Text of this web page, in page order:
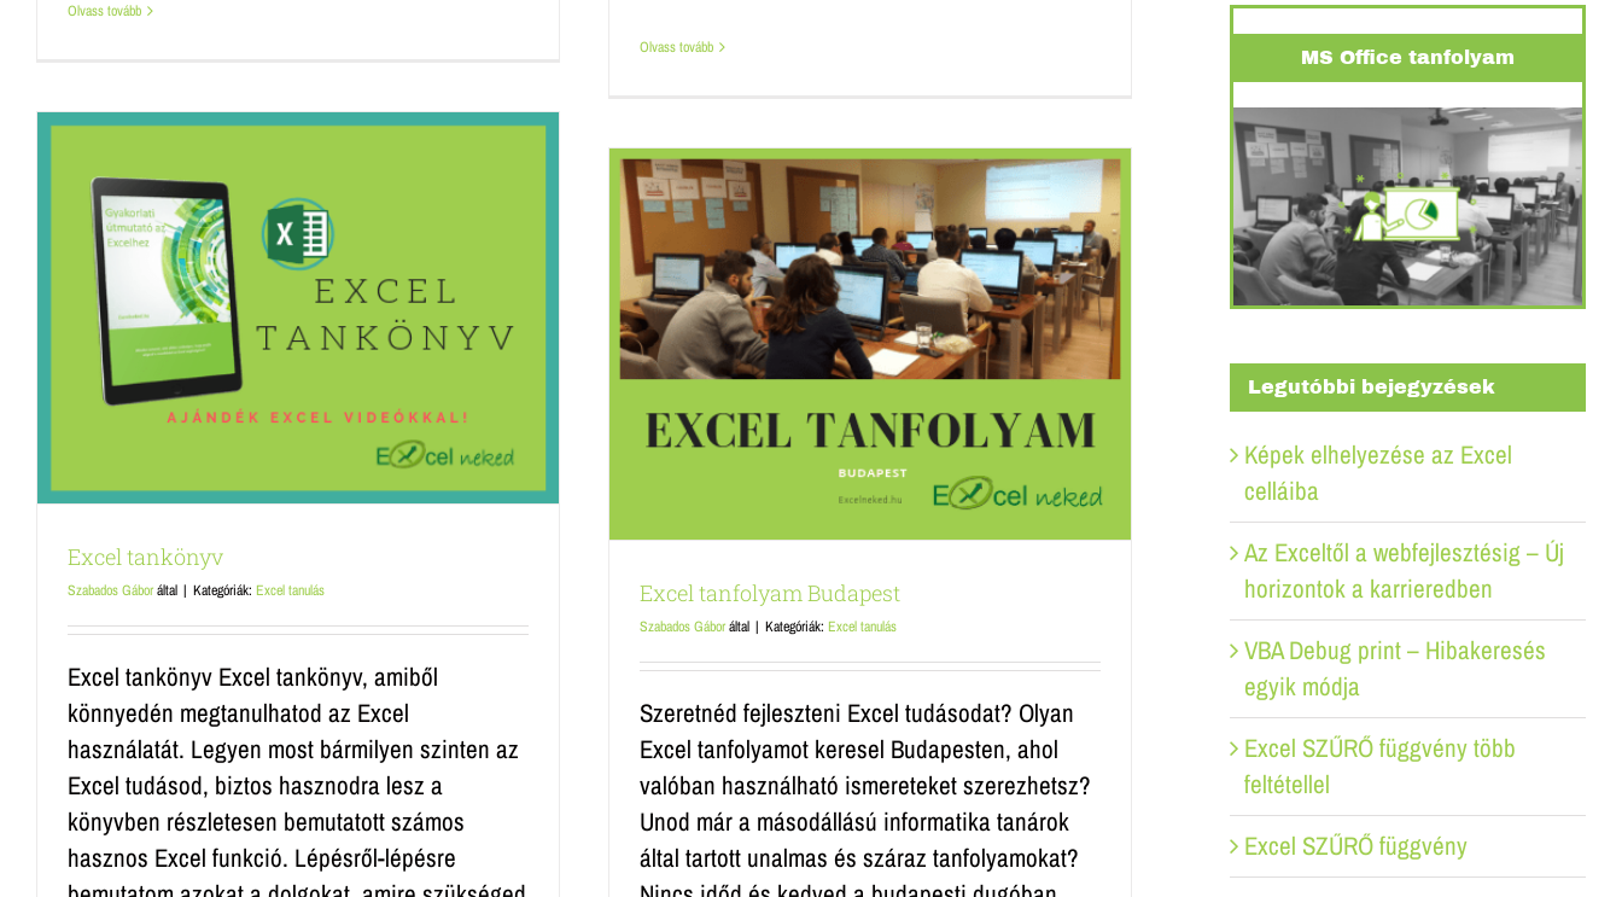
Olvass tovább
Olvass tovább
Excel tankönyv
Szabados Gáboráltal | Kategóriák: Excel tanulás
Excel tankönyv Excel tankönyv, amiből
könnyedén megtanulhatod az Excel
használatát. Legyen most bármilyen szinten az
Excel tudásod, biztos hasznodra lesz a
könyvben részletesen bemutatott számos
hasznos Excel funkció. Lépésről-lépésre
Excel tanfolyam Budapest
Excel tanfolyam Budapest
Szabados Gáboráltal | Kategóriák: Excel tanulás
Szeretnéd fejleszteni Excel tudásodat? Olyan
Excel tanfolyamot keresel Budapesten, ahol
valóban használható ismereteket szerezhetsz?
Unod már a másodállású informatika tanárok
által tartott unalmas és száraz tanfolyamokat?
MS Office tanfolyam
Legutóbbi bejegyzések
Képek elhelyezése az Excel
celláiba
Az Exceltől a webfejlesztésig – Új
horizontok a karrieredben
VBA Debug print – Hibakeresés
egyik módja
Excel SZŰRŐ függvény több
feltétellel
Excel SZŰRŐ függvény